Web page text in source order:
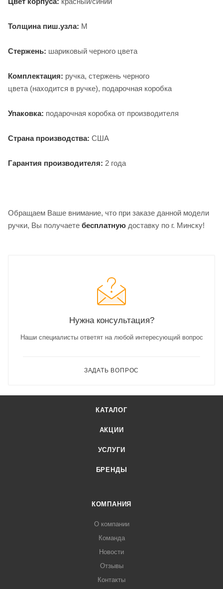
Толщина пиш.узла: М
Стержень: шариковый черного цвета
Комплектация: ручка, стержень черного
цвета (находится в ручке), подарочная коробка
Упаковка: подарочная коробка от производителя
Страна производства: США
Гарантия производителя: 2 года
Обращаем Ваше внимание, что при заказе данной модели
ручки, Вы получаете бесплатную доставку по г. Минску!
Нужна консультация?
Наши специалисты ответят на любой интересующий вопрос
ЗАДАТЬ ВОПРОС
КАТАЛОГ
АКЦИИ
УСЛУГИ
БРЕНДЫ
КОМПАНИЯ
О компании
Команда
Новости
Отзывы
Контакты